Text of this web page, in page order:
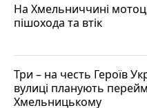
На Хмельниччині
пішохода та втік
Три – на честь Героїв
вулиці планують
Хмельницькому